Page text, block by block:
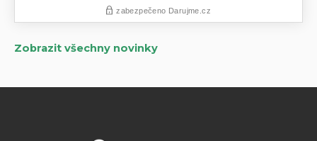
Zobrazit všechny novinky